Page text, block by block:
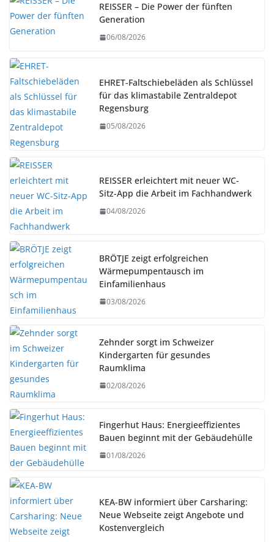
REISSER – Die Power der fünften
Generation
06/08/2026
EHRET-Faltschiebeläden als Schlüssel
für das klimastabile Zentraldepot
Regensburg
05/08/2026
REISSER erleichtert mit neuer WC-
Sitz-App die Arbeit im Fachhandwerk
04/08/2026
BRÖTJE zeigt erfolgreichen
Wärmepumpentausch im
Einfamilienhaus
03/08/2026
Zehnder sorgt im Schweizer
Kindergarten für gesundes
Raumklima
02/08/2026
Fingerhut Haus: Energieeffizientes
Bauen beginnt mit der Gebäudehülle
01/08/2026
KEA-BW informiert über Carsharing:
Neue Webseite zeigt Angebote und
Kostenvergleich